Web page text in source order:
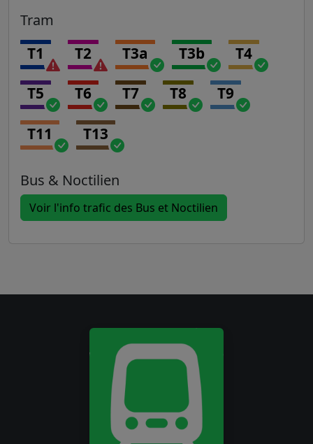
Tram
T1 T2 T3a T3b T4
T5 T6 T7 T8 T9
T11 T13
Bus & Noctilien
Voir l'info trafic des Bus et Noctilien